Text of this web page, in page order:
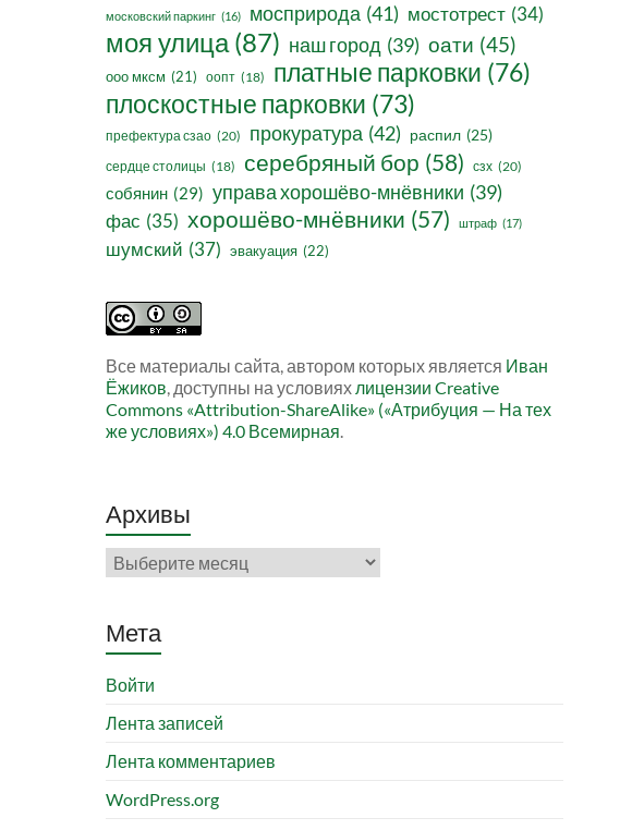
московский паркинг (16) мосприрода (41) мостотрест (34)
моя улица (87) наш город (39) оати (45)
ооо мксм (21) оопт (18) платные парковки (76)
плоскостные парковки (73)
префектура сзао (20) прокуратура (42) распил (25)
сердце столицы (18) серебряный бор (58) сзх (20)
собянин (29) управа хорошёво-мнёвники (39)
фас (35) хорошёво-мнёвники (57) штраф (17)
шумский (37) эвакуация (22)
Все материалы сайта, автором которых является Иван
Ёжиков, доступны на условиях лицензии Creative
Commons «Attribution-ShareAlike» («Атрибуция — На тех
же условиях») 4.0 Всемирная.
Архивы
Архивы
Мета
Войти
Лента записей
Лента комментариев
WordPress.org